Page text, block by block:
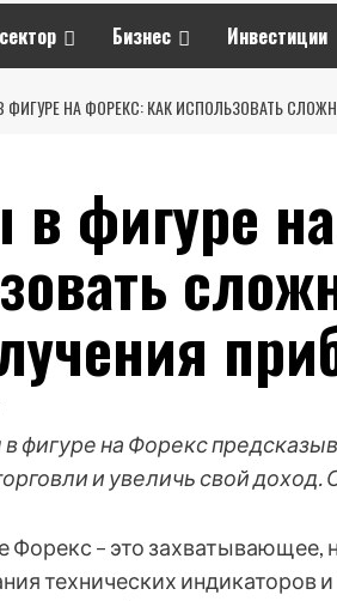
Бизнес Инвестиции
ФИГУРЕ НА ФОРЕКС: КАК ИСПОЛЬЗОВАТЬ
фигуре
в фигуре на Форекс
и увеличь свой
Форекс – это
технических